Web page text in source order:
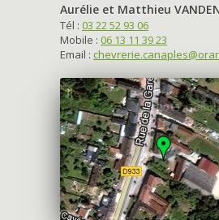
Aurélie et Matthieu
Tél : 03 22 52 93 06
Mobile : 06 13 11 39 23
Email :